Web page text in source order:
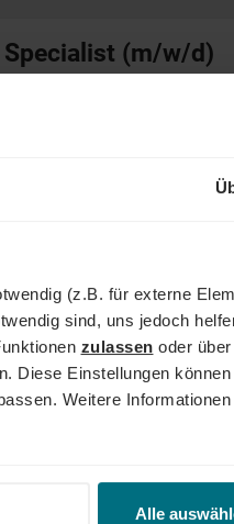
(z.B. für externe
sind, uns jedoch
zulassen oder über
Diese Einstellungen
Weitere
Alle
(m/w/d)
w/d)
und
Philippsburg
(m/w/d)